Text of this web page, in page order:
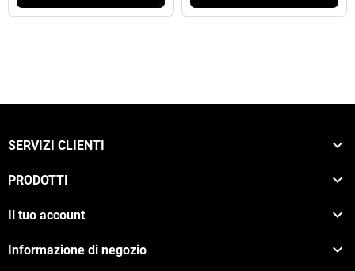
SERVIZI CLIENTI 
PRODOTTI 
Il tuo account 
Informazione di negozio 